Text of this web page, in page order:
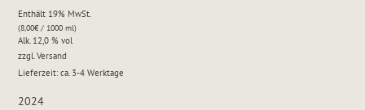
Enthält 19% MwSt.
(8,00€/ 1000 ml)
Alk. 12,0 % vol
zzgl.Versand
Lieferzeit: ca. 3-4 Werktage
2024